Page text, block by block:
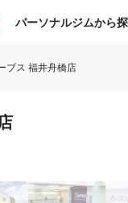
パーソナルジムから
ブス 福井舟橋店